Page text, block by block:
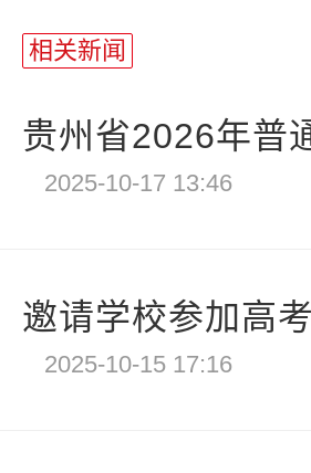
相关新闻
贵州省2026年普
2025-10-17 13:46
邀请学校参加高
2025-10-15 17:16